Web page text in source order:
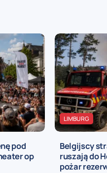
pod
op
LIMBURG
Belgijscy
ruszają do
pożar